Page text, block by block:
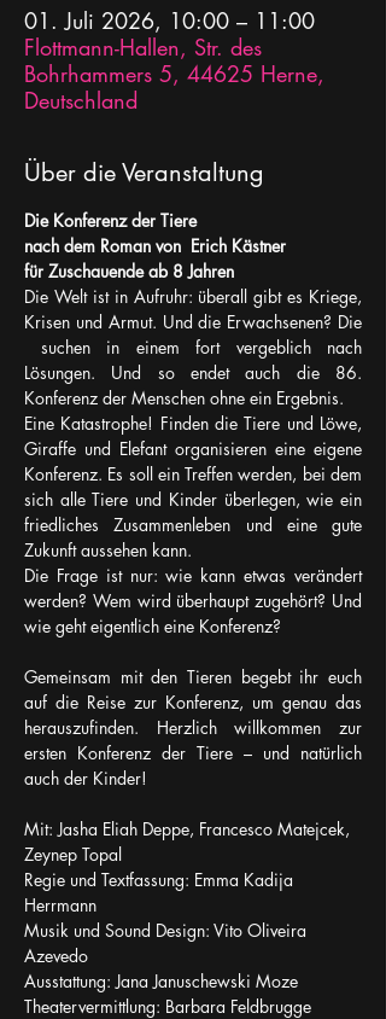
01. Juli 2026, 10:00 – 11:00
Flottmann-Hallen, Str. des
Bohrhammers 5, 44625 Herne,
Deutschland
Über die Veranstaltung
Die Konferenz der Tiere
nach dem Roman von  Erich Kästner
für Zuschauende ab 8 Jahren
Die Welt ist in Aufruhr: überall gibt es Kriege,
Krisen und Armut. Und die Erwachsenen? Die
suchen in einem fort vergeblich nach
Lösungen. Und so endet auch die 86.
Konferenz der Menschen ohne ein Ergebnis.
Eine Katastrophe! Finden die Tiere und Löwe,
Giraffe und Elefant organisieren eine eigene
Konferenz. Es soll ein Treffen werden, bei dem
sich alle Tiere und Kinder überlegen, wie ein
friedliches Zusammenleben und eine gute
Zukunft aussehen kann.
Die Frage ist nur: wie kann etwas verändert
werden? Wem wird überhaupt zugehört? Und
wie geht eigentlich eine Konferenz?
Gemeinsam mit den Tieren begebt ihr euch
auf die Reise zur Konferenz, um genau das
herauszufinden. Herzlich willkommen zur
ersten Konferenz der Tiere – und natürlich
auch der Kinder!
Mit: Jasha Eliah Deppe, Francesco Matejcek,
Zeynep Topal
Regie und Textfassung: Emma Kadija
Herrmann
Musik und Sound Design: Vito Oliveira
Azevedo
Ausstattung: Jana Januschewski Moze
Theatervermittlung: Barbara Feldbrugge